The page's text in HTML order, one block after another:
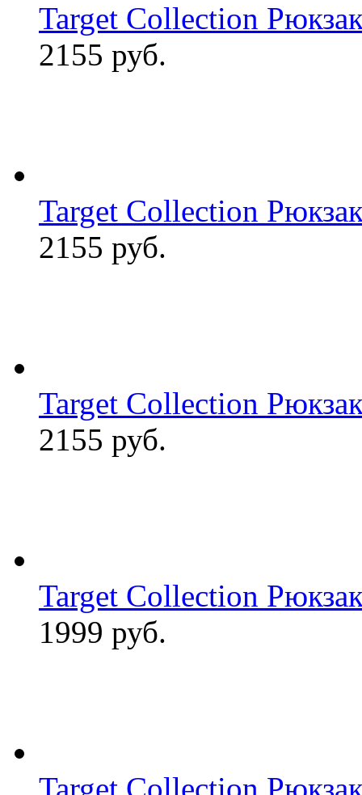
Target Collection
2155 руб.
Target Collection
2155 руб.
Target Collection
2155 руб.
Target Collection
1999 руб.